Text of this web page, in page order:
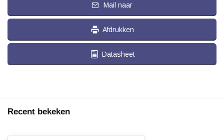
Mail naar
Afdrukken
Datasheet
Recent bekeken